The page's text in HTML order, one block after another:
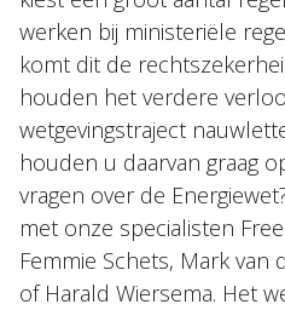
werken bij ministeriële
komt dit de
houden het verdere
wetgevingstraject
houden u daarvan graag
vragen over de
met onze specialisten
Femmie Schets, Mark van
of Harald Wiersema. Het